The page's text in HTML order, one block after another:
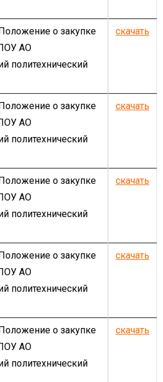
о закупке
АО
политехнический
скачать
о закупке
АО
политехнический
скачать
о закупке
АО
политехнический
скачать
о закупке
АО
политехнический
скачать
о закупке
АО
политехнический
скачать